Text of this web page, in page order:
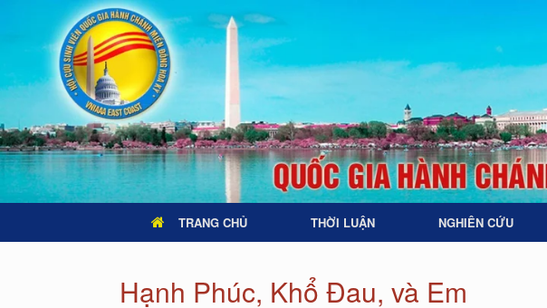
TRANG CHỦ THỜI LUẬN NGHIÊN CỨU
Hạnh Phúc, Khổ Đau, và Em